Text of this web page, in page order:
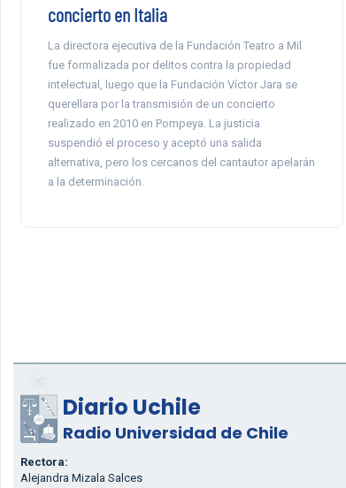
concierto en Italia
La directora ejecutiva de la Fundación Teatro a Mil
fue formalizada por delitos contra la propiedad
intelectual, luego que la Fundación Víctor Jara se
querellara por la transmisión de un concierto
realizado en 2010 en Pompeya. La justicia
suspendió el proceso y aceptó una salida
alternativa, pero los cercanos del cantautor apelarán
a la determinación.
Diario Uchile
Radio Universidad de Chile
Rectora:
Alejandra Mizala Salces